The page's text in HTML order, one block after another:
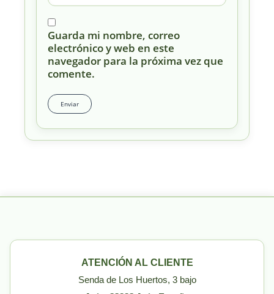
Guarda mi nombre, correo
electrónico y web en este
navegador para la próxima vez que
comente.
ATENCIÓN AL CLIENTE
Senda de Los Huertos, 3 bajo